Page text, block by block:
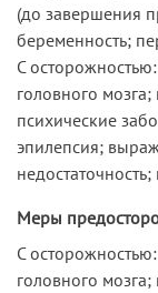
(до завершения
беременность;
С
головного
психические
эпилепсия;
Меры
С
головного